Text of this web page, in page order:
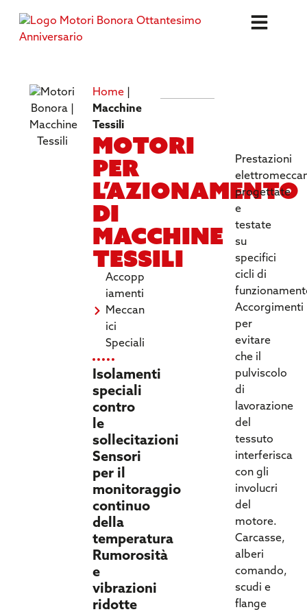
Home
Macchine
Tessili
Motori
per
l’azionamento
di
macchine
tessili
Accopp
iamenti
Meccan
ici
Speciali
Isolamenti
speciali
contro
le
sollecitazioni
Sensori
per il
monitoraggio
continuo
della
temperatura
Rumorosità
e
vibrazioni
ridotte
Prestazioni
progettate
e
testate
su
specifici
cicli di
Accorgimenti
per
evitare
che il
pulviscolo
di
lavorazione
del
tessuto
interferisca
con gli
involucri
del
motore.
Carcasse,
alberi
comando,
scudi e
flange